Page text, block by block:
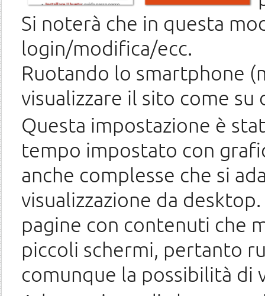
Si noterà che in questa
login/modifica/ecc.
Ruotando lo smartphone
visualizzare il sito come su
Questa impostazione è
tempo impostato con
anche complesse che si
visualizzazione da
pagine con contenuti che
piccoli schermi, pertanto
comunque la possibilità di